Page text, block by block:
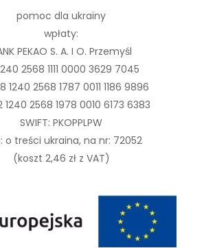
pomoc dla ukrainy
wpłaty:
PEKAO S. A. I O. Przemyśl
2568 1111 0000 3629 7045
1240 2568 1787 0011 1186 9896
1240 2568 1978 0010 6173 6383
SWIFT: PKOPPLPW
o treści ukraina, na nr: 72052
(koszt 2,46 zł z VAT)